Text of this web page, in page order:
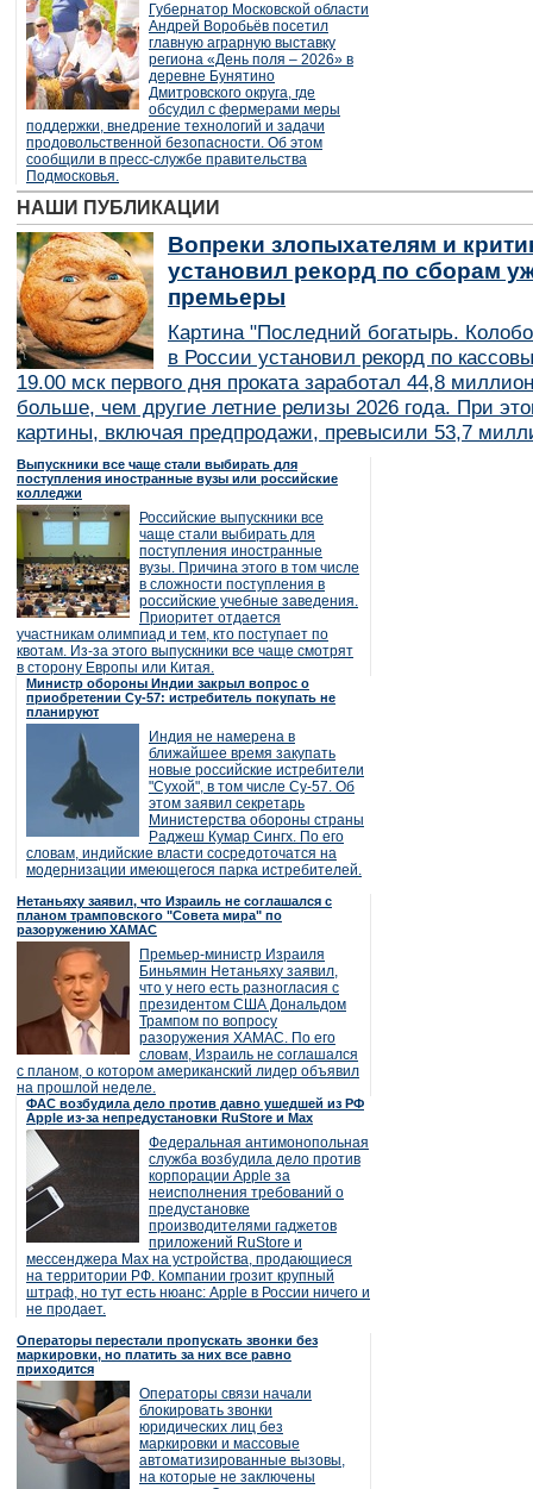
Губернатор Московской области
Андрей Воробьёв посетил
главную аграрную выставку
региона «День поля – 2026» в
деревне Бунятино
Дмитровского округа, где
обсудил с фермерами меры
поддержки, внедрение технологий и задачи
продовольственной безопасности. Об этом
сообщили в пресс-службе правительства
Подмосковья.
НАШИ ПУБЛИКАЦИИ
Вопреки злопыхателям и
установил рекорд по сборам
премьеры
Картина "Последний богатырь.
в России установил рекорд по
19.00 мск первого дня проката заработал 44,8
больше, чем другие летние релизы 2026 года. При
картины, включая предпродажи, превысили 53,7
Выпускники все чаще стали выбирать для
поступления иностранные вузы или российские
колледжи
Российские выпускники все
чаще стали выбирать для
поступления иностранные
вузы. Причина этого в том числе
в сложности поступления в
российские учебные заведения.
Приоритет отдается
участникам олимпиад и тем, кто поступает по
квотам. Из-за этого выпускники все чаще смотрят
в сторону Европы или Китая.
Министр обороны Индии закрыл вопрос о
приобретении Су-57: истребитель покупать не
планируют
Индия не намерена в
ближайшее время закупать
новые российские истребители
"Сухой", в том числе Су-57. Об
этом заявил секретарь
Министерства обороны страны
Раджеш Кумар Сингх. По его
словам, индийские власти сосредоточатся на
модернизации имеющегося парка истребителей.
Нетаньяху заявил, что Израиль не соглашался с
планом трамповского "Совета мира" по
разоружению ХАМАС
Премьер-министр Израиля
Биньямин Нетаньяху заявил,
что у него есть разногласия с
президентом США Дональдом
Трампом по вопросу
разоружения ХАМАС. По его
словам, Израиль не соглашался
с планом, о котором американский лидер объявил
на прошлой неделе.
ФАС возбудила дело против давно ушедшей из РФ
Apple из-за непредустановки RuStore и Max
Федеральная антимонопольная
служба возбудила дело против
корпорации Apple за
неисполнения требований о
предустановке
производителями гаджетов
приложений RuStore и
мессенджера Max на устройства, продающиеся
на территории РФ. Компании грозит крупный
штраф, но тут есть нюанс: Apple в России ничего и
не продает.
Операторы перестали пропускать звонки без
маркировки, но платить за них все равно
приходится
Операторы связи начали
блокировать звонки
юридических лиц без
маркировки и массовые
автоматизированные вызовы,
на которые не заключены